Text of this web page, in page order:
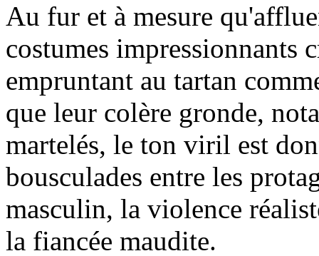
Au fur et à mesure
costumes impressionnants
empruntant au tartan
que leur colère gronde,
martelés, le ton viril est
bousculades entre les
masculin, la violence
la fiancée maudite.